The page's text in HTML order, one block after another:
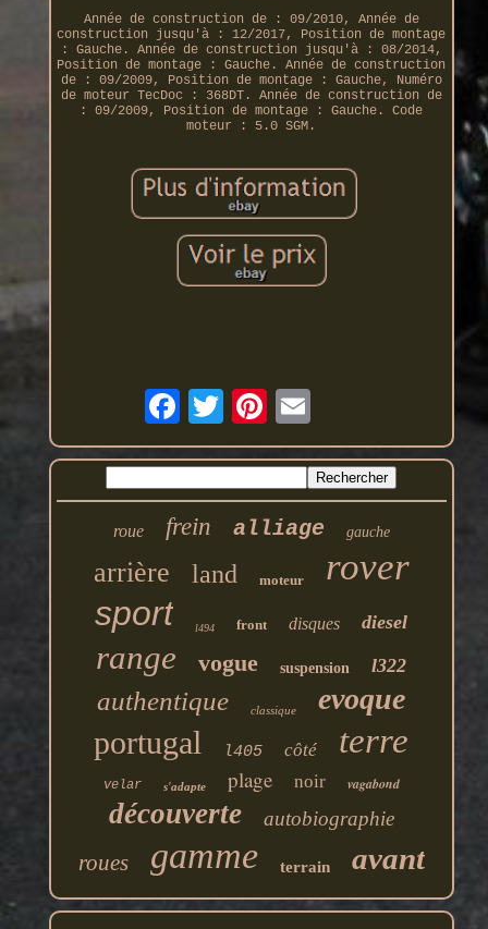
Année de construction de : 09/2010, Année de
construction jusqu'à : 12/2017, Position de montage
: Gauche. Année de construction jusqu'à : 08/2014,
Position de montage : Gauche. Année de construction
de : 09/2009, Position de montage : Gauche, Numéro
de moteur TecDoc : 368DT. Année de construction de
: 09/2009, Position de montage : Gauche. Code
moteur : 5.0 SGM.
roue frein alliage gauche
arrière land moteur rover
sport l494 front disques diesel
range vogue suspension l322
authentique classique evoque
portugal l405 côté terre
velar s'adapte plage noir vagabond
découverte autobiographie
roues gamme terrain avant